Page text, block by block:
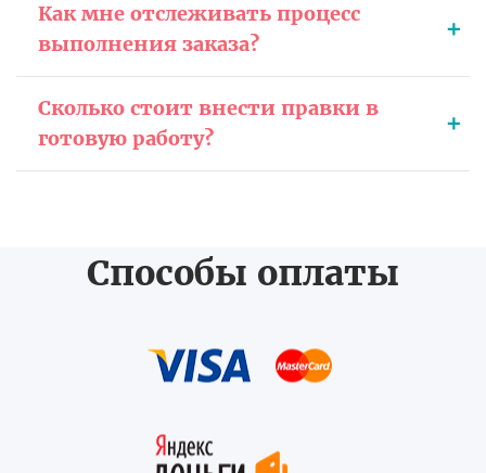
Как мне отслеживать процесс
выполнения заказа?
Сколько стоит внести правки в
готовую работу?
Способы оплаты